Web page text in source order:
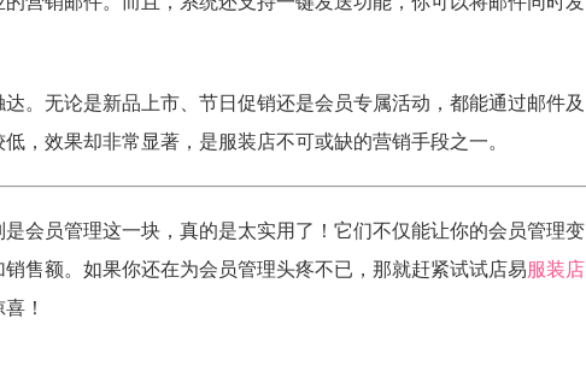
。无论是新品上市、节日促销还是会员专属活动，都能通过邮件及
，效果却非常显著，是服装店不可或缺的营销手段之一。
会员管理这一块，真的是太实用了！它们不仅能让你的会员管理变
售额。如果你还在为会员管理头疼不已，那就赶紧试试店易服装店
！